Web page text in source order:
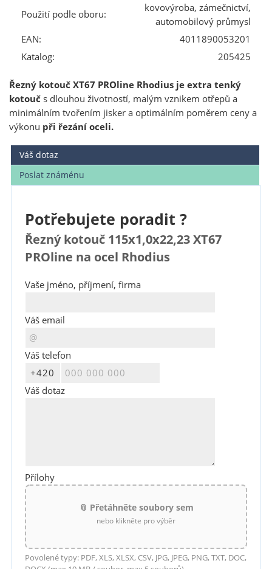
Použití podle oboru:
kovovýroba, zámečnictví,
automobilový průmysl
EAN:
4011890053201
Katalog:
205425
Řezný kotouč XT67 PROline Rhodius je extra tenký
kotoučs dlouhou životností, malým vznikem otřepů a
minimálním tvořením jisker a optimálním poměrem ceny a
výkonu při řezání oceli.
Váš dotaz
Poslat známénu
Potřebujete poradit ?
Řezný kotouč 115x1,0x22,23 XT67
PROline na ocel Rhodius
Vaše jméno, příjmení, firma
Váš email
Váš telefon
Váš dotaz
Přílohy
📎 Přetáhněte soubory sem
nebo klikněte pro výběr
Povolené typy: PDF, XLS, XLSX, CSV, JPG, JPEG, PNG, TXT, DOC,